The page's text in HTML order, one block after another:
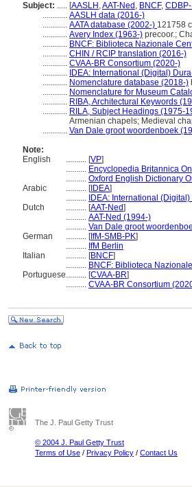
Subject: ..... [AASLH ,AAT-Ned , BNCF,
............ AASLH data (2016-)
............ AATA database (2002-) 121758
............ Avery Index (1963-) precoor.;
............ BNCF: Biblioteca Nazionale
............ CHIN / RCIP translation (2016-)
............ CVAA-BR Consortium (2020-)
............ IDEA: International (Digital)
............ Nomenclature database (2018-)
............ Nomenclature for Museum
............ RIBA, Architectural Keywords
............ RILA, Subject Headings (1975-
Armenian chapels; Medieval
............ Van Dale groot woordenboek
Note:
English
.......... [VP]
.......... Encyclopedia Britannica
.......... Oxford English Dictionary
Arabic
.......... [IDEA]
.......... IDEA: International
Dutch
.......... [AAT-Ned]
.......... AAT-Ned (1994-)
.......... Van Dale groot
German
.......... [IfM-SMB-PK]
.......... IfM Berlin
Italian
.......... [BNCF]
.......... BNCF: Biblioteca
Portuguese.......... [CVAA-BR]
.......... CVAA-BR Consortium
The J. Paul Getty Trust
© 2004 J. Paul Getty Trust
Terms of Use / Privacy Policy / Contact Us